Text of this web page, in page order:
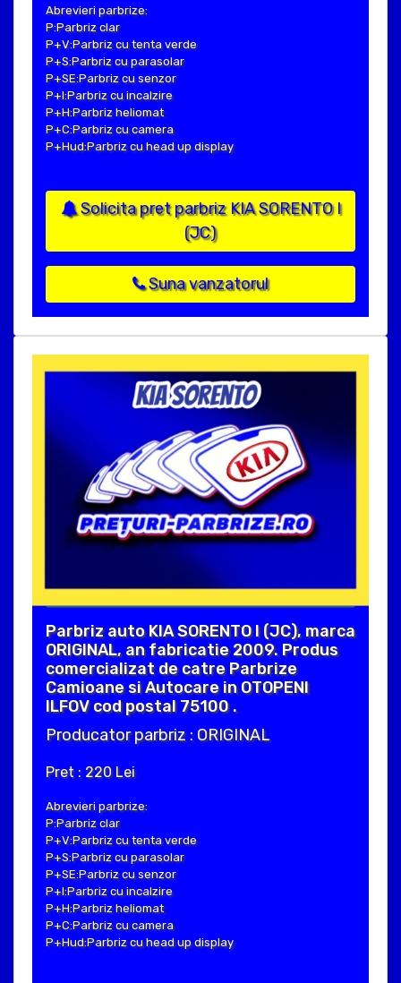
Abrevieri parbrize:
P:Parbriz clar
P+V:Parbriz cu tenta verde
P+S:Parbriz cu parasolar
P+SE:Parbriz cu senzor
P+I:Parbriz cu incalzire
P+H:Parbriz heliomat
P+C:Parbriz cu camera
P+Hud:Parbriz cu head up display
Solicita pret parbriz KIA SORENTO I
(JC)
Suna vanzatorul
Parbriz auto KIA SORENTO I (JC), marca
ORIGINAL, an fabricatie 2009. Produs
comercializat de catre Parbrize
Camioane si Autocare in OTOPENI
ILFOV cod postal 75100 .
Producator parbriz : ORIGINAL
Pret : 220 Lei
Abrevieri parbrize:
P:Parbriz clar
P+V:Parbriz cu tenta verde
P+S:Parbriz cu parasolar
P+SE:Parbriz cu senzor
P+I:Parbriz cu incalzire
P+H:Parbriz heliomat
P+C:Parbriz cu camera
P+Hud:Parbriz cu head up display